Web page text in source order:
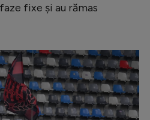
fixe și au rămas